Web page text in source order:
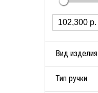
Вид изделия
Ручки
Тип ручки